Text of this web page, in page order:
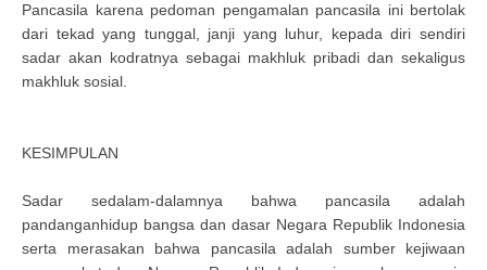
Pancasila karena pedoman pengamalan pancasila ini bertolak
dari tekad yang tunggal, janji yang luhur, kepada diri sendiri
sadar akan kodratnya sebagai makhluk pribadi dan sekaligus
makhluk sosial.
KESIMPULAN
Sadar sedalam-dalamnya bahwa pancasila adalah
pandanganhidup bangsa dan dasar Negara Republik Indonesia
serta merasakan bahwa pancasila adalah sumber kejiwaan